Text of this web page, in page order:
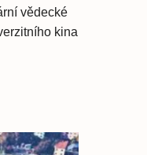
vědecké
kina